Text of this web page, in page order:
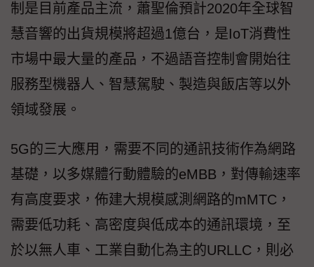
制是目前產品主流，蕭聖倫預計2020年全球智
慧音響的出貨規模將超過1億台，是IoT消費性
市場中最大量的產品，不過語音控制會開始往
服務型機器人、智慧駕駛、製造與飯店等以外
領域發展。
5G的三大應用，需要不同的通訊技術作為網路
基礎，以多媒體行動體驗的eMBB，對傳輸速率
有高度要求，佈建大規模感測網路的mMTC，
需要低功耗、高密度與低成本的通訊環境，至
於以無人車、工業自動化為主的URLLC，則必